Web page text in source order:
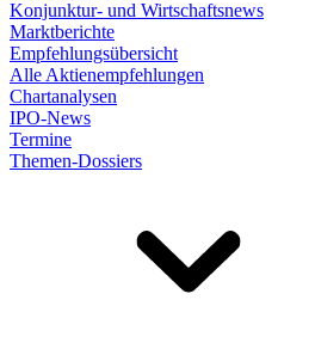
Konjunktur- und Wirtschaftsnews
Marktberichte
Empfehlungsübersicht
Alle Aktienempfehlungen
Chartanalysen
IPO-News
Termine
Themen-Dossiers